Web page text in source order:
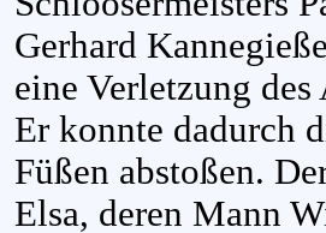
Gerhard
eine Verletzung
Er konnte dadurch
Füßen abstoßen.
Elsa, deren Mann